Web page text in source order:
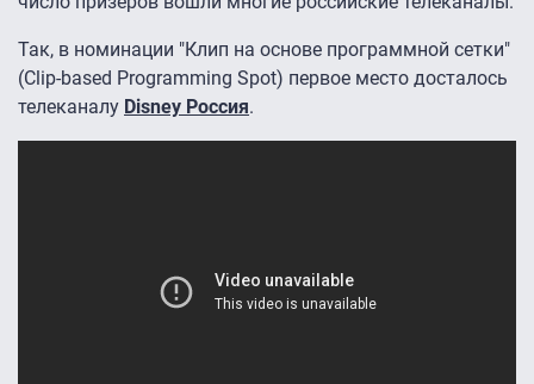
Так, в номинации "Клип на основе программной сетки"
(Clip-based Programming Spot) первое место досталось
телеканалу Disney Россия.